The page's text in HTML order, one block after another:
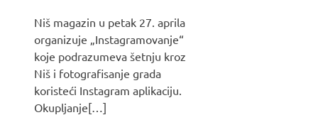
Niš magazin u petak 27. aprila
organizuje „Instagramovanje“
koje podrazumeva šetnju kroz
Niš i fotografisanje grada
koristeći Instagram aplikaciju.
Okupljanje[…]